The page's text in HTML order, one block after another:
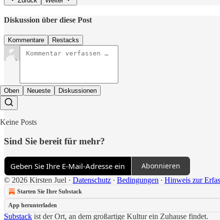
Diskussion über diese Post
Kommentare Restacks
Oben Neueste Diskussionen
Keine Posts
Sind Sie bereit für mehr?
Abonnieren
© 2026 Kirsten Juel · Datenschutz ∙ Bedingungen ∙ Hinweis zur
Starten Sie Ihre Substack
App herunterladen
Substack ist der Ort, an dem großartige Kultur ein Zuhause findet.